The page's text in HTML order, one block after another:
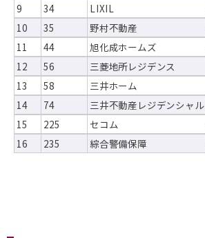
9
34 LIXIL
10
35 野村不動産
11
44 旭化成ホームズ
12
56 三菱地所レジデンス
13
58 三井ホーム
14
74 三井不動産レジデンシャル
15
225 セコム
16
235 綜合警備保障